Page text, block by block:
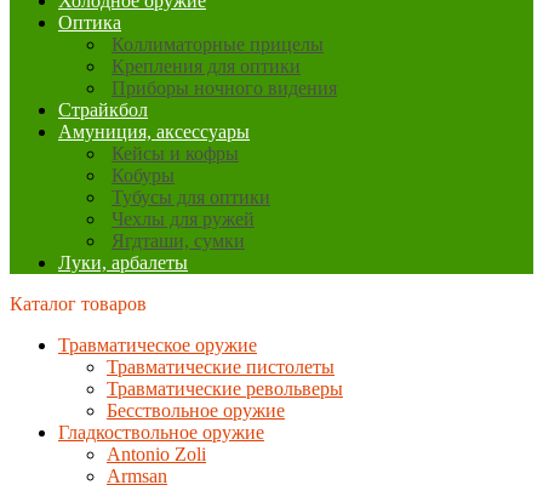
Оптика
Коллиматорные прицелы
Крепления для оптики
Приборы ночного видения
Страйкбол
Амуниция, аксессуары
Кейсы и кофры
Кобуры
Тубусы для оптики
Чехлы для ружей
Ягдташи, сумки
Луки, арбалеты
Каталог товаров
Травматическое оружие
Травматические пистолеты
Травматические револьверы
Бесствольное оружие
Гладкоствольное оружие
Antonio Zoli
Armsan